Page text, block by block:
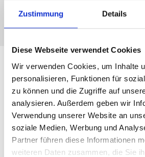
Zustimmung Details
Diese Webseite verwendet Cookies
Wir verwenden Cookies, um Inhalte
personalisieren, Funktionen für
zu können und die Zugriffe auf
analysieren. Außerdem geben wir
Verwendung unserer Website an
soziale Medien, Werbung und
Partner führen diese Informationen
weiteren Daten zusammen, die Sie
Immobilienverkauf zu gewährleisten.